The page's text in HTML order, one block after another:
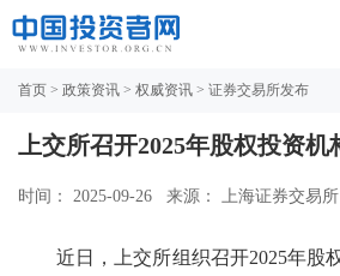
首页 > 政策资讯 > 权威资讯 > 证券交易所发布
上交所召开2025年股权投资机
时间： 2025-09-26 来源： 上海证券交易所
近日，上交所组织召开2025年股